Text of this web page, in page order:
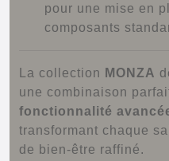
pour une mise en
composants
La collection MONZA
une combinaison
fonctionnalité
transformant chaque
de bien-être raffiné.